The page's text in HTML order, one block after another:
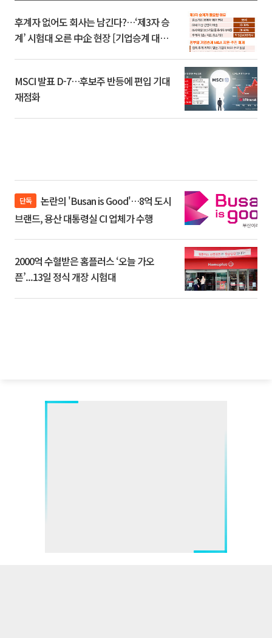
후계자 없어도 회사는 남긴다?…‘제3자 승
계’ 시험대 오른 中企 현장 [기업승계 대전
MSCI 발표 D-7…후보주 반등에 편입 기대
재점화
단독
브랜드, 용산 대통령실 CI 업체가 수행
2000억 수혈받은 홈플러스 ‘오늘 가오
픈’...13일 정식 개장 시험대